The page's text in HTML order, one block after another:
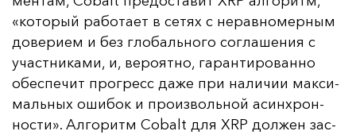
«ко­то­рый ра­бо­та­ет в се­тях с не­рав­но­мер­ным
до­ве­ри­ем и без гло­баль­но­го сог­ла­ше­ния с
учас­тни­ка­ми, и, ве­ро­ят­но, га­ран­ти­ро­ван­но
обес­пе­чит прог­ресс да­же при на­ли­чии мак­си­
маль­ных оши­бок и про­из­воль­ной асин­хрон­
нос­ти». Ал­го­ритм Cobalt для XRP дол­жен зас­